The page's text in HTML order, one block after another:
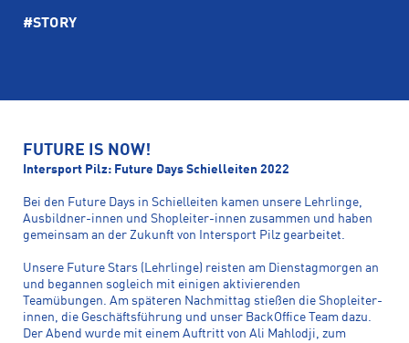
#STORY
FUTURE IS NOW!
Intersport Pilz: Future Days Schielleiten 2022
Bei den Future Days in Schielleiten kamen unsere Lehrlinge,
Ausbildner-innen und Shopleiter-innen zusammen und haben
gemeinsam an der Zukunft von Intersport Pilz gearbeitet.
Unsere Future Stars (Lehrlinge) reisten am Dienstagmorgen an
und begannen sogleich mit einigen aktivierenden
Teamübungen. Am späteren Nachmittag stießen die Shopleiter-
innen, die Geschäftsführung und unser BackOffice Team dazu.
Der Abend wurde mit einem Auftritt von Ali Mahlodji, zum